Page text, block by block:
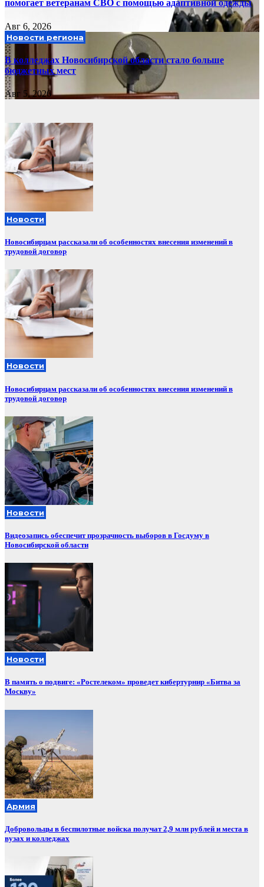
помогает ветеранам СВО с помощью адаптивной одежды
Авг 6, 2026
Новости региона
В колледжах Новосибирской области стало больше
бюджетных мест
Авг 5, 2026
Новости
Новосибирцам рассказали об особенностях внесения изменений в
трудовой договор
Новости
Новосибирцам рассказали об особенностях внесения изменений в
трудовой договор
Новости
Видеозапись обеспечит прозрачность выборов в Госдуму в
Новосибирской области
Новости
В память о подвиге: «Ростелеком» проведет кибертурнир «Битва за
Москву»
Армия
Добровольцы в беспилотные войска получат 2,9 млн рублей и места в
вузах и колледжах